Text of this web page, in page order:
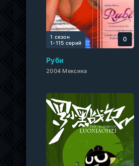
Руби
2004 Мексика
1 сезон
1-115 cерий
0